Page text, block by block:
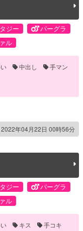
ジー
パーグラ
ル
中出し
手マン
2022年04月22日 00時56分
ジー
パーグラ
ル
キス 手コキ